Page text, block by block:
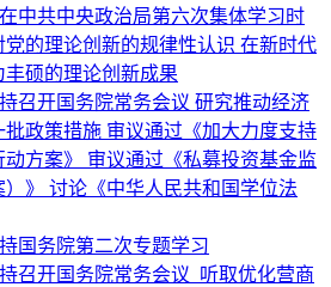
中共中央政治局第六次集体学习时
的理论创新的规律性认识 在新时代
硕的理论创新成果
召开国务院常务会议 研究推动经济
政策措施 审议通过《加大力度支持
方案》 审议通过《私募投资基金监
》 讨论《中华人民共和国学位法
国务院第二次专题学习
召开国务院常务会议 听取优化营商